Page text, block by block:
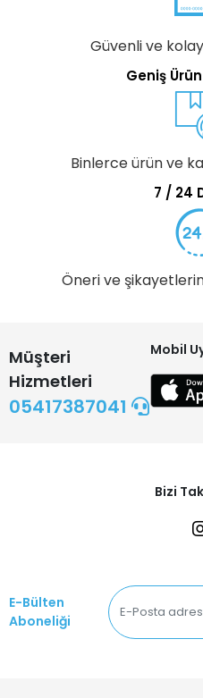
Güvenli ve
Geniş
Binlerce ürün ve
7 / 24
Öneri ve
Müşteri
Hizmetleri
05417387041
Mobil
Bizi
E-Bülten
Aboneliği